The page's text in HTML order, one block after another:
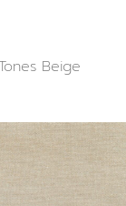
Beige